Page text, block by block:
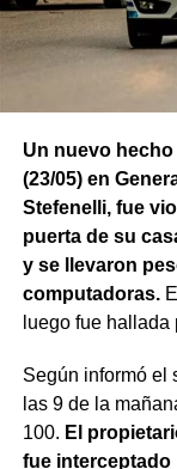
Un nuevo
(23/05) en
Stefenelli, fue
puerta de su
y se llevaron
computadoras.
luego fue
Según informó el
las 9 de la
100. El
fue interceptado